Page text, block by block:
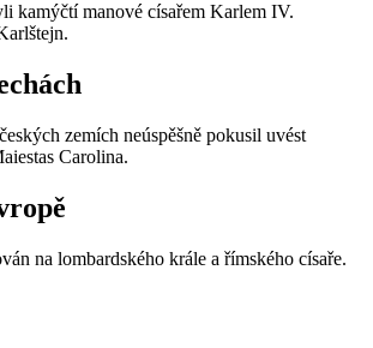
kamýčtí manové císařem Karlem IV.
zemích neúspěšně pokusil uvést
Carolina.
na lombardského krále a římského císaře.